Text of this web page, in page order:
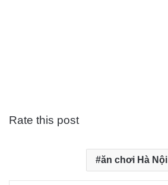
Rate this post
ăn chơi Hà Nội